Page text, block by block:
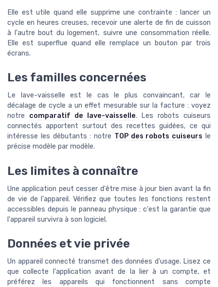
Elle est utile quand elle supprime une contrainte : lancer un
cycle en heures creuses, recevoir une alerte de fin de cuisson
à l'autre bout du logement, suivre une consommation réelle.
Elle est superflue quand elle remplace un bouton par trois
écrans.
Les familles concernées
Le lave-vaisselle est le cas le plus convaincant, car le
décalage de cycle a un effet mesurable sur la facture : voyez
notre comparatif de lave-vaisselle. Les robots cuiseurs
connectés apportent surtout des recettes guidées, ce qui
intéresse les débutants : notre TOP des robots cuiseurs le
précise modèle par modèle.
Les limites à connaître
Une application peut cesser d'être mise à jour bien avant la fin
de vie de l'appareil. Vérifiez que toutes les fonctions restent
accessibles depuis le panneau physique : c'est la garantie que
l'appareil survivra à son logiciel.
Données et vie privée
Un appareil connecté transmet des données d'usage. Lisez ce
que collecte l'application avant de la lier à un compte, et
préférez les appareils qui fonctionnent sans compte